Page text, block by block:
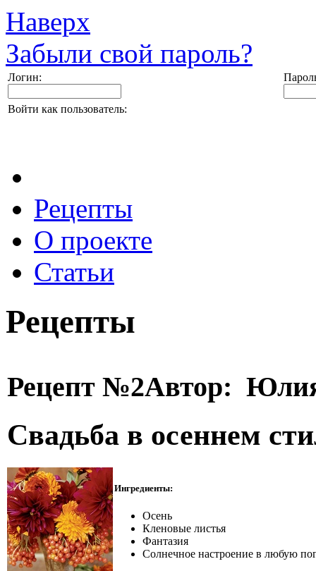
Наверх
Забыли свой пароль?
Логин:
Войти как пользователь:
Рецепты
О проекте
Статьи
Рецепты
Рецепт №2Автор:
Свадьба в осеннем
Ингредиенты:
Осень
Кленовые листья
Фантазия
Солнечное настроение в любую